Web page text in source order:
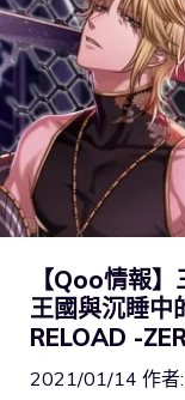
【Qoo情報
王國與沉睡中
RELOAD -
2021/01/14 作者: